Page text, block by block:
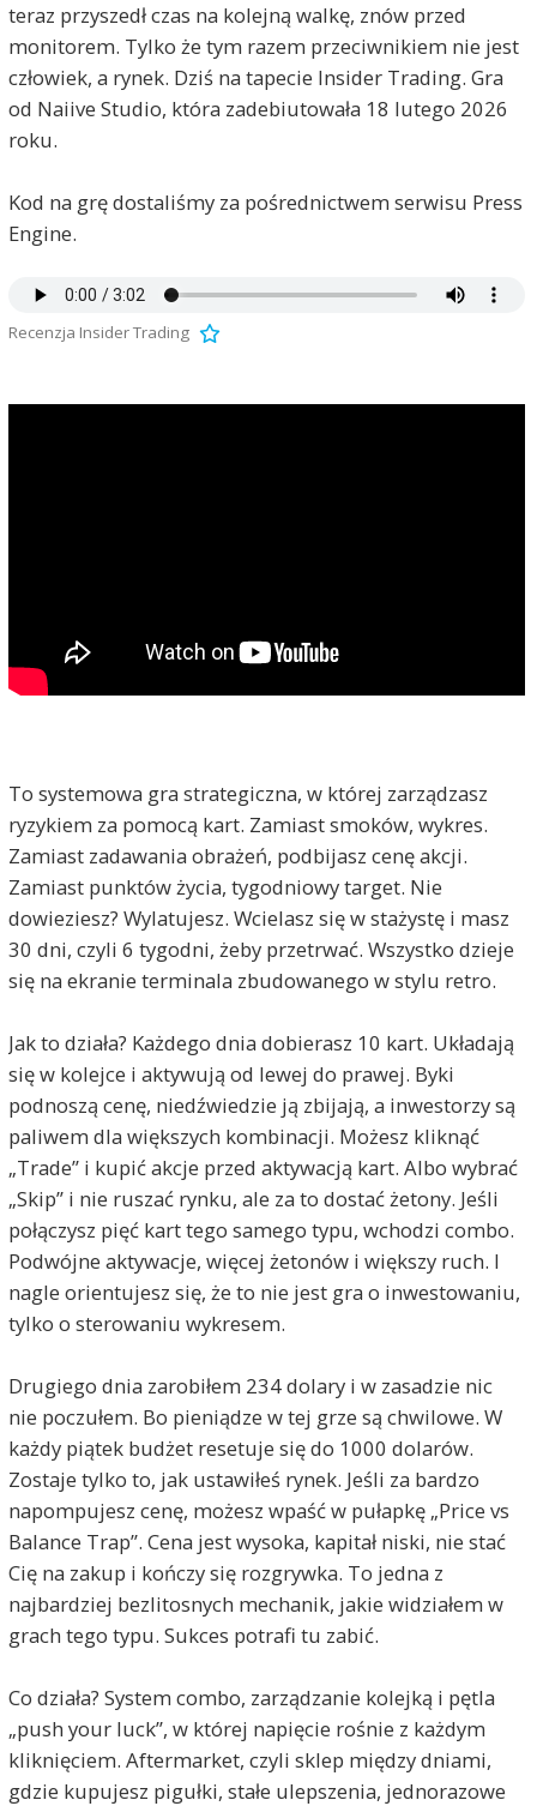
teraz przyszedł czas na kolejną walkę, znów przed
monitorem. Tylko że tym razem przeciwnikiem nie jest
człowiek, a rynek. Dziś na tapecie Insider Trading. Gra
od Naiive Studio, która zadebiutowała 18 lutego 2026
roku.
Kod na grę dostaliśmy za pośrednictwem serwisu Press
Engine.
Recenzja Insider Trading
To systemowa gra strategiczna, w której zarządzasz
ryzykiem za pomocą kart. Zamiast smoków, wykres.
Zamiast zadawania obrażeń, podbijasz cenę akcji.
Zamiast punktów życia, tygodniowy target. Nie
dowieziesz? Wylatujesz. Wcielasz się w stażystę i masz
30 dni, czyli 6 tygodni, żeby przetrwać. Wszystko dzieje
się na ekranie terminala zbudowanego w stylu retro.
Jak to działa? Każdego dnia dobierasz 10 kart. Układają
się w kolejce i aktywują od lewej do prawej. Byki
podnoszą cenę, niedźwiedzie ją zbijają, a inwestorzy są
paliwem dla większych kombinacji. Możesz kliknąć
„Trade” i kupić akcje przed aktywacją kart. Albo wybrać
„Skip” i nie ruszać rynku, ale za to dostać żetony. Jeśli
połączysz pięć kart tego samego typu, wchodzi combo.
Podwójne aktywacje, więcej żetonów i większy ruch. I
nagle orientujesz się, że to nie jest gra o inwestowaniu,
tylko o sterowaniu wykresem.
Drugiego dnia zarobiłem 234 dolary i w zasadzie nic
nie poczułem. Bo pieniądze w tej grze są chwilowe. W
każdy piątek budżet resetuje się do 1000 dolarów.
Zostaje tylko to, jak ustawiłeś rynek. Jeśli za bardzo
napompujesz cenę, możesz wpaść w pułapkę „Price vs
Balance Trap”. Cena jest wysoka, kapitał niski, nie stać
Cię na zakup i kończy się rozgrywka. To jedna z
najbardziej bezlitosnych mechanik, jakie widziałem w
grach tego typu. Sukces potrafi tu zabić.
Co działa? System combo, zarządzanie kolejką i pętla
„push your luck”, w której napięcie rośnie z każdym
kliknięciem. Aftermarket, czyli sklep między dniami,
gdzie kupujesz pigułki, stałe ulepszenia, jednorazowe